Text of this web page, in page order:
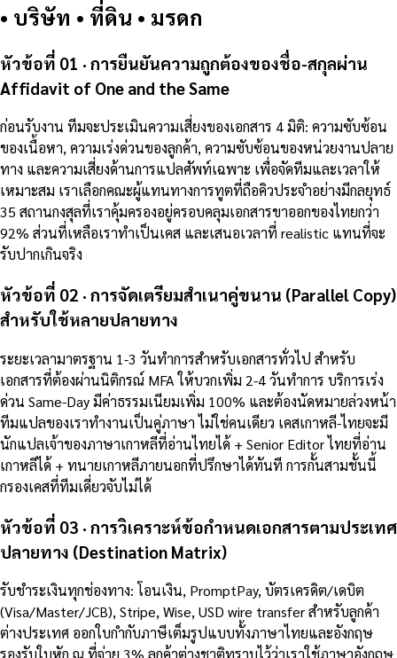
• บริษัท • ที่ดิน • มรดก
หัวข้อที่ 01 · การยืนยันความถูกต้องของชื่อ-สกุลผ่าน
Affidavit of One and the Same
ก่อนรับงาน ทีมจะประเมินความเสี่ยงของเอกสาร 4 มิติ: ความซับซ้อน
ของเนื้อหา, ความเร่งด่วนของลูกค้า, ความซับซ้อนของหน่วยงานปลาย
ทาง และความเสี่ยงด้านการแปลศัพท์เฉพาะ เพื่อจัดทีมและเวลาให้
เหมาะสม เราเลือกคณะผู้แทนทางการทูตที่ถือคิวประจำอย่างมีกลยุทธ์
35 สถานกงสุลที่เราคุ้มครองอยู่ครอบคลุมเอกสารขาออกของไทยกว่า
92% ส่วนที่เหลือเราทำเป็นเคส และเสนอเวลาที่ realistic แทนที่จะ
รับปากเกินจริง
หัวข้อที่ 02 · การจัดเตรียมสำเนาคู่ขนาน (Parallel Copy)
สำหรับใช้หลายปลายทาง
ระยะเวลามาตรฐาน 1-3 วันทำการสำหรับเอกสารทั่วไป สำหรับ
เอกสารที่ต้องผ่านนิติกรณ์ MFA ให้บวกเพิ่ม 2-4 วันทำการ บริการเร่ง
ด่วน Same-Day มีค่าธรรมเนียมเพิ่ม 100% และต้องนัดหมายล่วงหน้า
ทีมแปลของเราทำงานเป็นคู่ภาษา ไม่ใช่คนเดียว เคสเกาหลี-ไทยจะมี
นักแปลเจ้าของภาษาเกาหลีที่อ่านไทยได้ + Senior Editor ไทยที่อ่าน
เกาหลีได้ + ทนายเกาหลีภายนอกที่ปรึกษาได้ทันที การกั้นสามชั้นนี้
กรองเคสที่ทีมเดี่ยวจับไม่ได้
หัวข้อที่ 03 · การวิเคราะห์ข้อกำหนดเอกสารตามประเทศ
ปลายทาง (Destination Matrix)
รับชำระเงินทุกช่องทาง: โอนเงิน, PromptPay, บัตรเครดิต/เดบิต
(Visa/Master/JCB), Stripe, Wise, USD wire transfer สำหรับลูกค้า
ต่างประเทศ ออกใบกำกับภาษีเต็มรูปแบบทั้งภาษาไทยและอังกฤษ
รองรับใบหัก ณ ที่จ่าย 3% ลูกค้าต่างชาติทราบไว้ว่าเราใช้ภาษาอังกฤษ